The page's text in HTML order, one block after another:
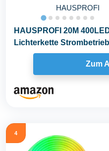
HAUSPROFI
HAUSPROFI 20M
Lichterkette
Wasserdicht...
Zum
4